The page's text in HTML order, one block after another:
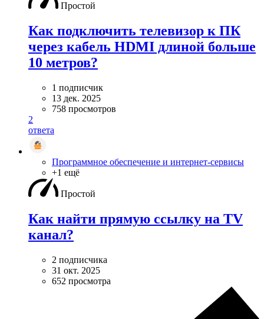
Простой
Как подключить телевизор к ПК
через кабель HDMI длиной больше
10 метров?
1 подписчик
13 дек. 2025
758 просмотров
2
ответа
Программное обеспечение и интернет-сервисы
+1 ещё
Простой
Как найти прямую ссылку на TV
канал?
2 подписчика
31 окт. 2025
652 просмотра